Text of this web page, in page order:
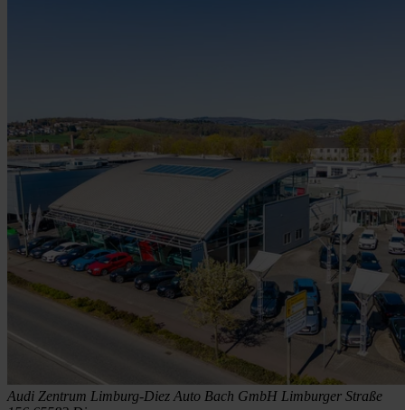
Audi Zentrum Limburg-Diez Auto Bach GmbH Limburger Straße